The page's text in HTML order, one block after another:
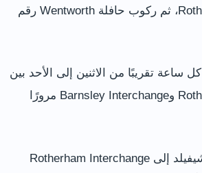
Rotherham Interchange، ثم ركوب حافلة Wentworth رقم
تعمل الحافلة رقم 7 كل ساعة تقريبًا من الاثنين إلى الأحد بين
Rotherham Interchange وBarnsley Interchange مرورًا
انتقل من وسط شيفيلد إلى Rotherham Interchange